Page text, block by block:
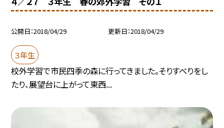
公開日 2018/04/29 更新日 2018/04/29
３年生
校外学習で市民四季の森に行ってきました。そりすべりをし
たり、展望台に上がって東西...